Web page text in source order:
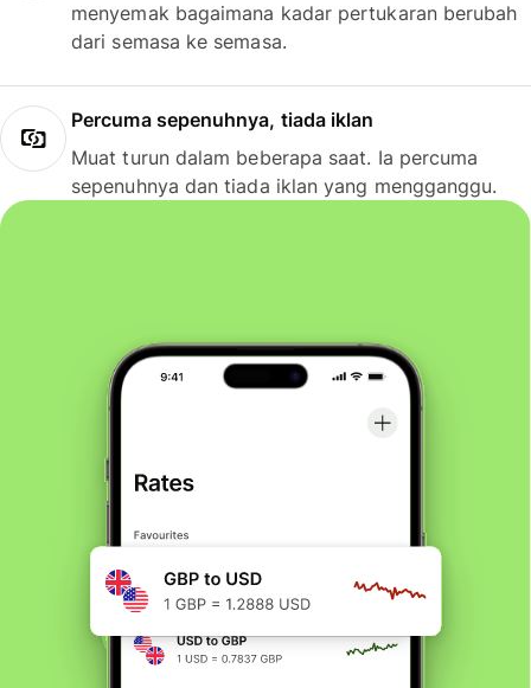
menyemak bagaimana kadar pertukaran berubah
dari semasa ke semasa.
Percuma sepenuhnya, tiada iklan
Muat turun dalam beberapa saat. Ia percuma
sepenuhnya dan tiada iklan yang mengganggu.